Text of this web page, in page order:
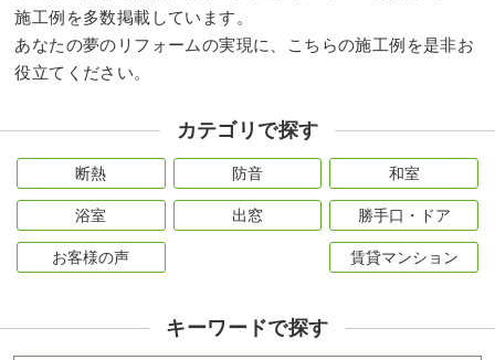
施工例を多数掲載しています。
あなたの夢のリフォームの実現に、こちらの施工例を是非お
役立てください。
カテゴリで探す
断熱 防音 和室
浴室 出窓 勝手口・ドア
お客様の声 賃貸マンション
キーワードで探す